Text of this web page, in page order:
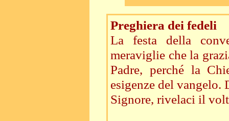
Preghiera dei fedeli
La festa della
meraviglie che la
Padre, perché la
esigenze del vangelo.
Signore, rivelaci il